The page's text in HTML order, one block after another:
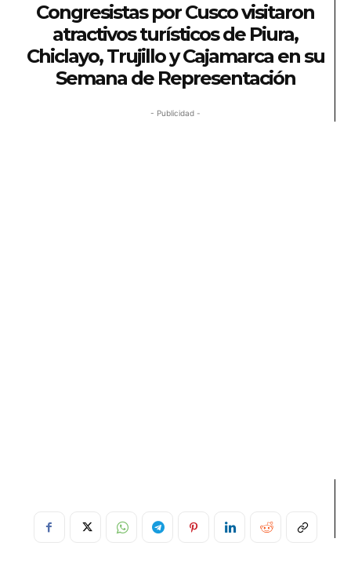
Congresistas por Cusco visitaron
atractivos turísticos de Piura,
Chiclayo, Trujillo y Cajamarca en su
Semana de Representación
- Publicidad -